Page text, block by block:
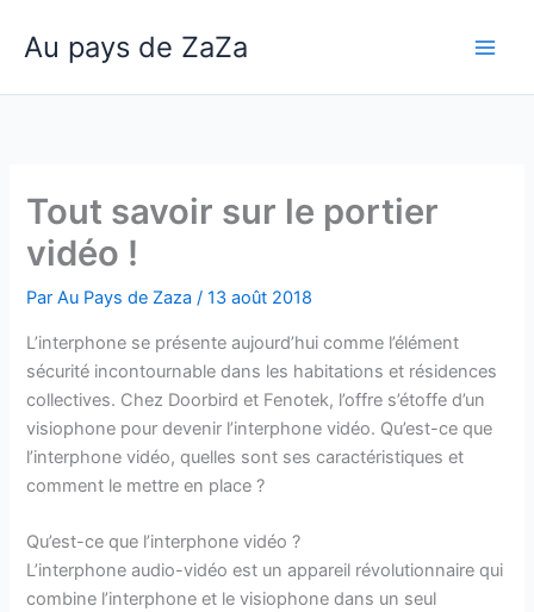
Au pays de ZaZa
Tout savoir sur le portier
vidéo !
ParAu Pays de Zaza/13 août 2018
L’interphone se présente aujourd’hui comme l’élément
sécurité incontournable dans les habitations et résidences
collectives. Chez Doorbird et Fenotek, l’offre s’étoffe d’un
visiophone pour devenir l’interphone vidéo. Qu’est-ce que
l’interphone vidéo, quelles sont ses caractéristiques et
comment le mettre en place ?
Qu’est-ce que l’interphone vidéo ?
L’interphone audio-vidéo est un appareil révolutionnaire qui
combine l’interphone et le visiophone dans un seul